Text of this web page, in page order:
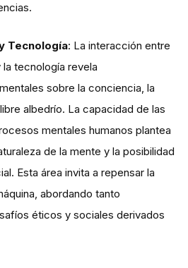
Tecnología: La interacción entre
tecnología revela
sobre la conciencia, la
albedrío. La capacidad de las
mentales humanos plantea
de la mente y la posibilidad
Esta área invita a repensar la
abordando tanto
éticos y sociales derivados